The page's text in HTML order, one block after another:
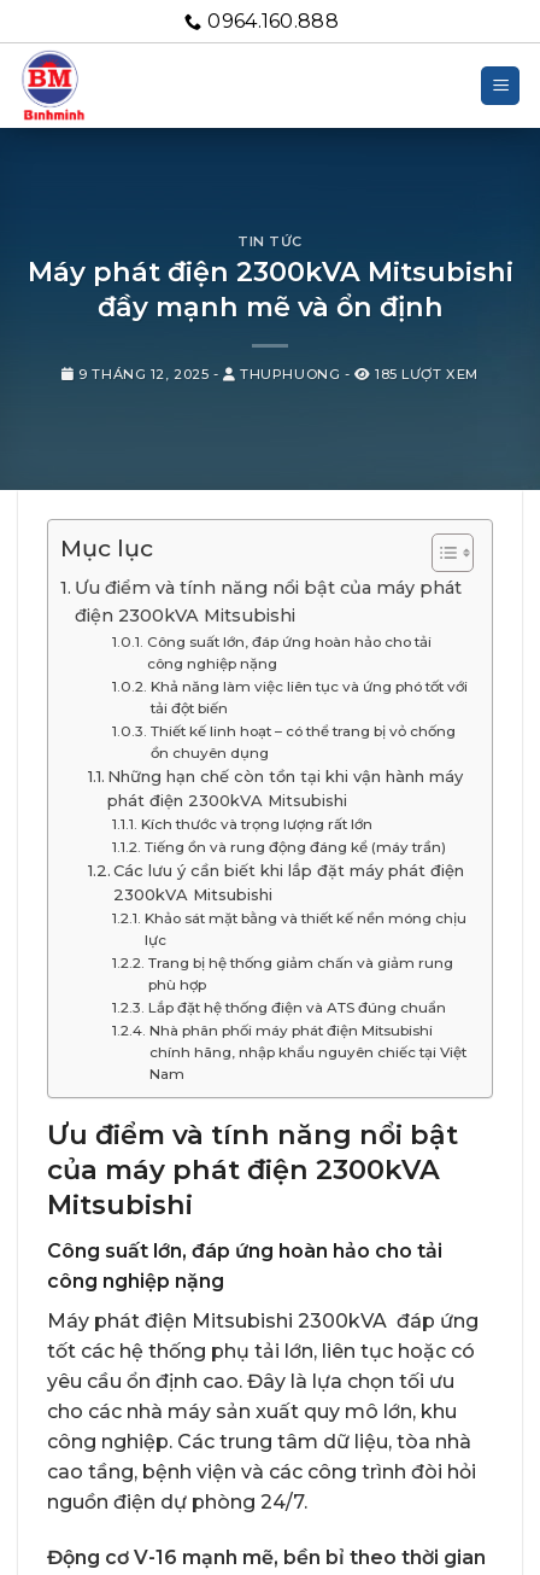
qua
nội
dung
0964.160.888
TIN TỨC
Máy phát điện 2300kVA Mitsubishi
đầy mạnh mẽ và ổn định
9 THÁNG 12, 2025 - THUPHUONG - 185 LƯỢT XEM
Mục lục
Ưu điểm và tính năng nổi bật của máy phát
điện 2300kVA Mitsubishi
Công suất lớn, đáp ứng hoàn hảo cho tải
công nghiệp nặng
Khả năng làm việc liên tục và ứng phó tốt với
tải đột biến
Thiết kế linh hoạt – có thể trang bị vỏ chống
ồn chuyên dụng
Những hạn chế còn tồn tại khi vận hành máy
phát điện 2300kVA Mitsubishi
Kích thước và trọng lượng rất lớn
Tiếng ồn và rung động đáng kể (máy trần)
Các lưu ý cần biết khi lắp đặt máy phát điện
2300kVA Mitsubishi
Khảo sát mặt bằng và thiết kế nền móng chịu
lực
Trang bị hệ thống giảm chấn và giảm rung
phù hợp
Lắp đặt hệ thống điện và ATS đúng chuẩn
Nhà phân phối máy phát điện Mitsubishi
chính hãng, nhập khẩu nguyên chiếc tại Việt
Nam
Ưu điểm và tính năng nổi bật
của máy phát điện 2300kVA
Mitsubishi
Công suất lớn, đáp ứng hoàn hảo cho tải
công nghiệp nặng
Máy phát điện Mitsubishi 2300kVA đáp ứng
tốt các hệ thống phụ tải lớn, liên tục hoặc có
yêu cầu ổn định cao. Đây là lựa chọn tối ưu
cho các nhà máy sản xuất quy mô lớn, khu
công nghiệp. Các trung tâm dữ liệu, tòa nhà
cao tầng, bệnh viện và các công trình đòi hỏi
nguồn điện dự phòng 24/7.
Động cơ V-16 mạnh mẽ, bền bỉ theo thời gian